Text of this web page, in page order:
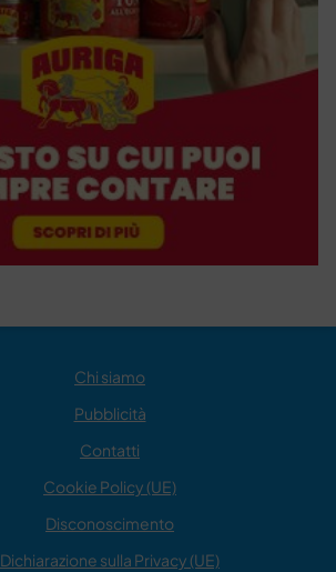
Chi siamo
Pubblicità
Contatti
Cookie Policy (UE)
Disconoscimento
Dichiarazione sulla Privacy (UE)